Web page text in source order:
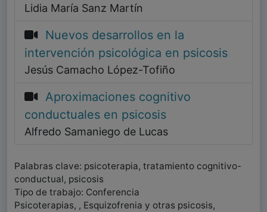
Lidia María Sanz Martín
Nuevos desarrollos en la
intervención psicológica en psicosis
Jesús Camacho López-Tofiño
Aproximaciones cognitivo
conductuales en psicosis
Alfredo Samaniego de Lucas
Palabras clave: psicoterapia, tratamiento cognitivo-
conductual, psicosis
Tipo de trabajo: Conferencia
Psicoterapias, , Esquizofrenia y otras psicosis,